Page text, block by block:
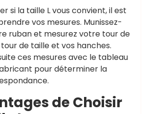
si la taille L vous convient, il est
vos mesures. Munissez-
ruban et mesurez votre tour de
de taille et vos hanches.
ces mesures avec le tableau
pour déterminer la
de Choisir